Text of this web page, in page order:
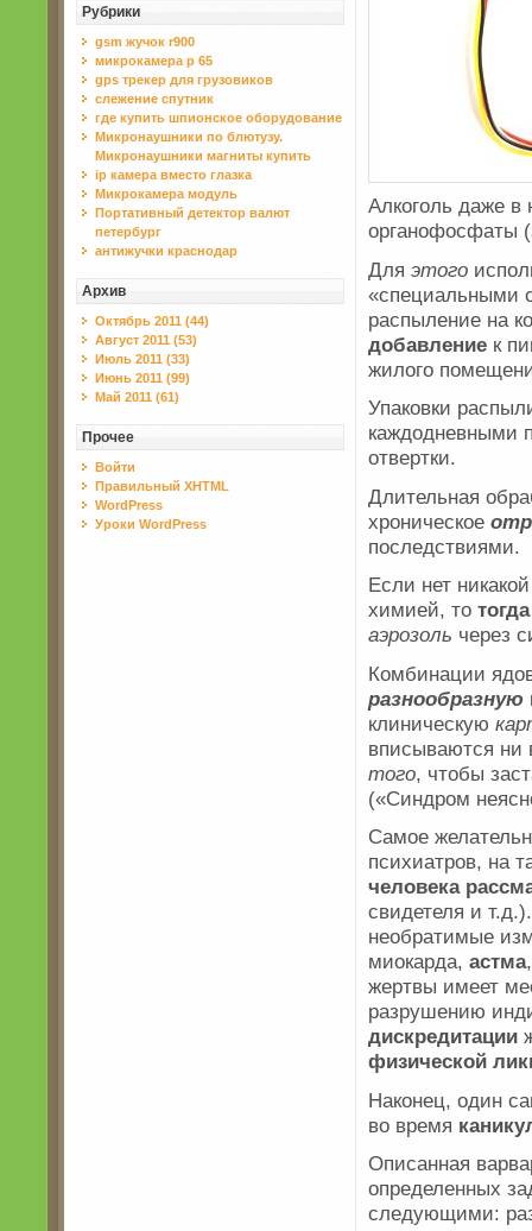
Рубрики
gsm жучок r900
микрокамера р 65
gps трекер для грузовиков
слежение спутник
где купить шпионское оборудовaние
Микронаушники по блютузу.
Микронаушники магниты купить
ip камера вместо глазка
Микрокамера модуль
Портативный детектор валют
петербург
антижучки краснодар
Архив
Октябрь 2011 (44)
Август 2011 (53)
Июль 2011 (33)
Июнь 2011 (99)
Май 2011 (61)
Прочее
Войти
Правильный XHTML
WordPress
Уроки WordPress
Алкоголь даже в
органофосфаты (
Для этого
«специальными
распыление на
добавление к
жилого
Упаковки
каждодневными
отвертки.
Длительная
хроническое
последствиями.
Если нет
химией, то тогда
аэрозоль через
Комбинации
разнообразную
клиническую
вписываются ни
того, чтобы
(«Синдром
Самое
психиатров, на
человека
свидетеля и
необратимые
миокарда, астма
жертвы имеет
разрушению
дискредитации
физической
Наконец, один
во время
Описанная
определенных
следующими: